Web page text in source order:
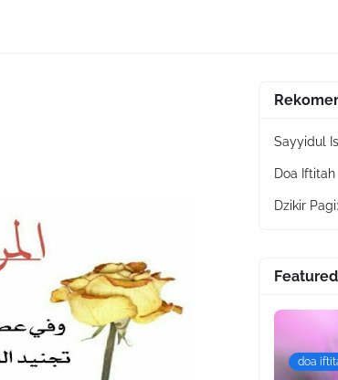
Sayyidul
Doa Iftitah
Dzikir
doa